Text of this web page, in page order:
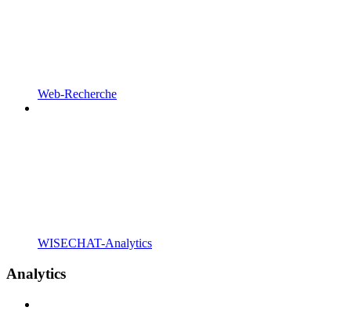
Web-Recherche
WISECHAT-Analytics
Analytics